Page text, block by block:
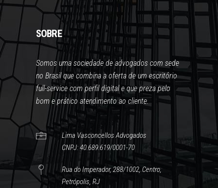
SOBRE
Somos uma sociedade de advogados com sede
no Brasil que combina a oferta de um escritório
full-service com perfil digital e que preza pelo
bom e prático atendimento ao cliente.
Lima Vasconcellos Advogados
CNPJ: 40.689.619/0001-70
Rua do Imperador, 288/1002, Centro,
Petrópolis, RJ